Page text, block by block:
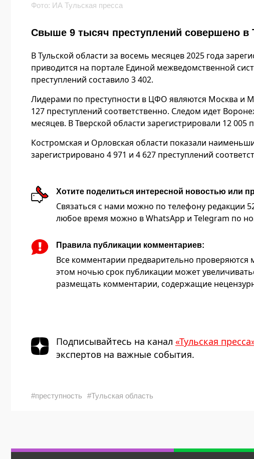
Фото: ИА Тульская пресса
Свыше 9 тысяч преступлений совершено в
В Тульской области за восемь месяцев 2025 года
приводится на портале Единой межведомственной
преступлений составило 3 402.
Лидерами по преступности в ЦФО являются Москва и
127 преступлений соответственно. Следом идет
месяцев. В Тверской области зарегистрировали 12 005
Костромская и Орловская области показали
зарегистрировано 4 971 и 4 627 преступлений
Хотите поделиться интересной новостью или
Связаться с нами можно по телефону редакции
любое время можно в WhatsApp и Telegram по
Правила публикации комментариев:
Все комментарии предварительно
этом ночью срок публикации может
размещать комментарии, содержащие
Подписывайтесь на канал «Тульская
экспертов на важные события.
#преступность #Тульская область